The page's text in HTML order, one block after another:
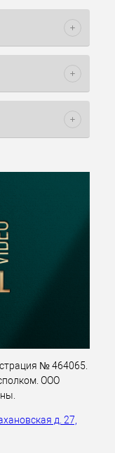
№ 464065.
ООО
д. 27,